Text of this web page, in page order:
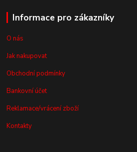
Informace pro zákazníky
O nás
Jak nakupovat
Obchodní podmínky
Bankovní účet
Reklamace/vrácení zboží
Kontakty